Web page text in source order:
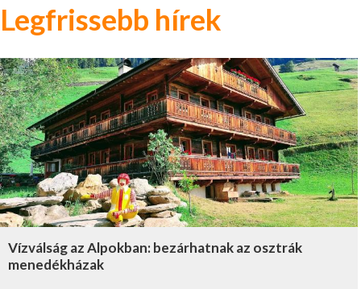
Legfrissebb hírek
Vízválság az Alpokban: bezárhatnak az osztrák
menedékházak